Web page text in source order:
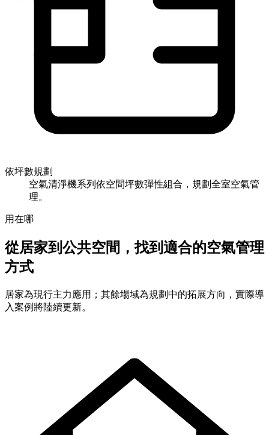
依坪數規劃
空氣清淨機系列依空間坪數彈性組合，規劃全室空氣管
理。
用在哪
從居家到公共空間，找到適合的空氣管理
方式
居家為現行主力應用；其餘場域為規劃中的拓展方向，實際導
入案例將陸續更新。